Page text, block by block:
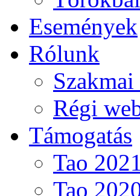
Események
Rólunk
Szakmai
Régi
Támogatás
Tao
Tao